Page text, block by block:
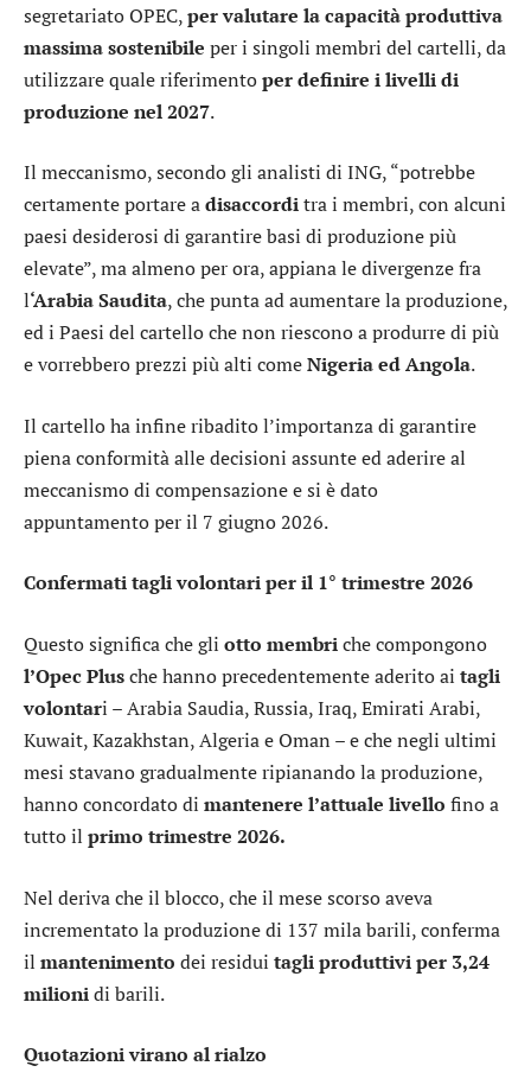
segretariato OPEC,per valutare la capacità produttiva
massima sostenibile per i singoli membri del cartelli, da
utilizzare quale riferimentoperdefinire i livelli di
produzione nel 2027.
Il meccanismo, secondo gli analisti di ING, “potrebbe
certamente portare adisaccorditra i membri, con alcuni
paesi desiderosi di garantire basi di produzione più
elevate”, ma almeno per ora, appiana le divergenze fra
l‘Arabia Saudita, che punta ad aumentare la produzione,
ed i Paesi del cartello che non riescono a produrre di più
e vorrebbero prezzi più alti comeNigeria ed Angola.
Il cartello ha infine ribadito l’importanza di garantire
piena conformità alle decisioni assunte ed aderire al
meccanismo di compensazione e si è dato
appuntamento per il 7 giugno 2026.
Confermati tagli volontari per il 1° trimestre 2026
Questo significa che gli otto membriche compongono
l’Opec Plusche hanno precedentemente aderito ai tagli
volontari – Arabia Saudia, Russia, Iraq, Emirati Arabi,
Kuwait, Kazakhstan, Algeria e Oman – e che negli ultimi
mesi stavano gradualmente ripianando la produzione,
hanno concordato di mantenere l’attuale livello fino a
tutto il primo trimestre 2026.
Nel deriva che il blocco, che il mese scorso aveva
incrementato la produzione di 137 mila barili, conferma
il mantenimento dei residui tagli produttivi per 3,24
milionidi barili.
Quotazioni virano al rialzo